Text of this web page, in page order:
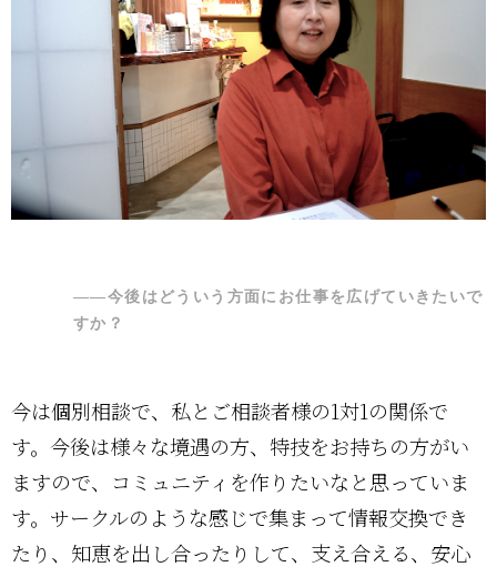
――今後はどういう方面にお仕事を広げていきたいで
すか？
今は個別相談で、私とご相談者様の1対1の関係で
す。今後は様々な境遇の方、特技をお持ちの方がい
ますので、コミュニティを作りたいなと思っていま
す。サークルのような感じで集まって情報交換でき
たり、知恵を出し合ったりして、支え合える、安心